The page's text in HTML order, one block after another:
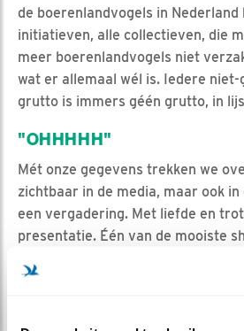
de boerenlandvogels in
initiatieven, alle collectieven, die
meer boerenlandvogels niet
wat er allemaal wél is. Iedere
grutto is immers géén grutto, in
"OHHHHH"
Mét onze gegevens trekken we
zichtbaar in de media, maar ook
een vergadering. Met liefde en
presentatie. Één van de mooiste
hierboven genoemde stippenkaart
we een lokale politieke fractie op